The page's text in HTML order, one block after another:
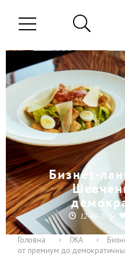
Бизнес-
12-03-2019
Головна › ЇЖА ›
от премиум до